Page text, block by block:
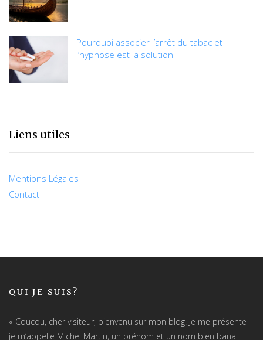
Pourquoi associer l’arrêt du tabac et
l’hypnose est la solution
Liens utiles
Mentions Légales
Contact
QUI JE SUIS?
« Coucou, cher visiteur, bienvenu sur mon blog. Je me présente
je m’appelle Michel Martin, un prénom et un nom bien banal